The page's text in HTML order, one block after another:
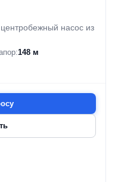
насос из
148 м